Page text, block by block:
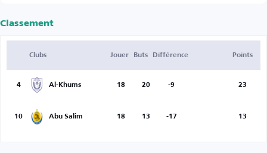
Classement
Clubs Jouer Buts Différence Points
4 Al-Khums 18 20 -9 23
10 Abu Salim 18 13 -17 13